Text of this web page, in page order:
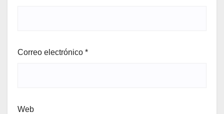
Correo electrónico *
Web